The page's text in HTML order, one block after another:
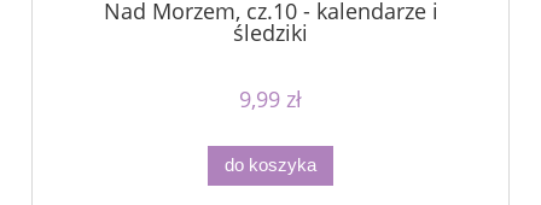
Nad Morzem, cz.10 - kalendarze i
śledziki
9,99 zł
do koszyka